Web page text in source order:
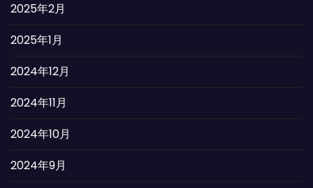
2025年2月
2025年1月
2024年12月
2024年11月
2024年10月
2024年9月